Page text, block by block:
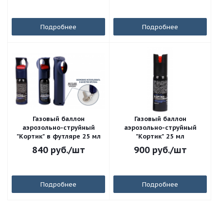
Подробнее Подробнее
Газовый баллон
аэрозольно-струйный
"Кортик" в футляре 25 мл
840руб./шт
Подробнее
Газовый баллон
аэрозольно-струйный
"Кортик" 25 мл
900руб./шт
Подробнее